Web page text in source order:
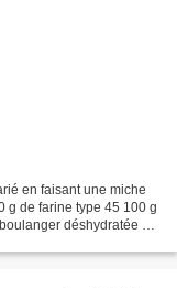
en faisant une miche
g de farine type 45 100 g
déshydratée 1